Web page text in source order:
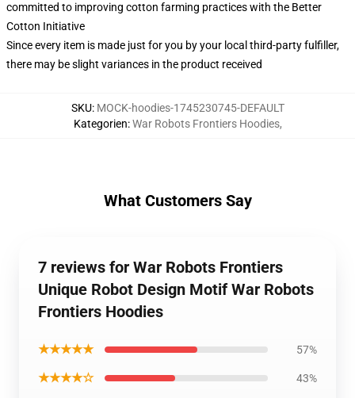
committed to improving cotton farming practices with the Better
Cotton Initiative
Since every item is made just for you by your local third-party fulfiller,
there may be slight variances in the product received
SKU: MOCK-hoodies-1745230745-DEFAULT
Kategorien:War Robots Frontiers Hoodies,
What Customers Say
7 reviews for War Robots Frontiers
Unique Robot Design Motif War Robots
Frontiers Hoodies
★★★★★ 57%
★★★★☆ 43%